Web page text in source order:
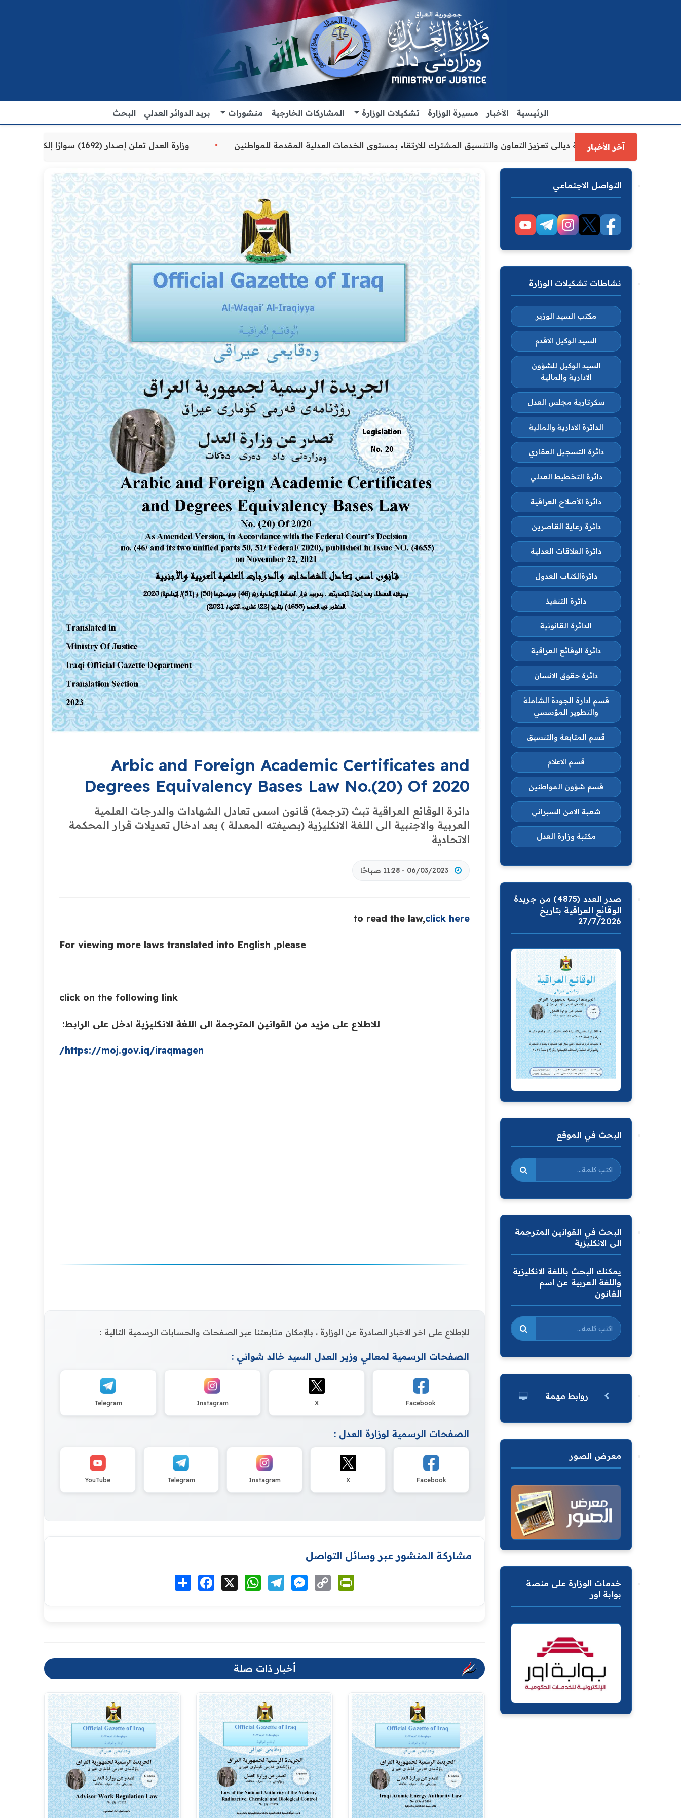
الرئيسية الأخبار مسيرة الوزارة تشكيلات الوزارة المشاركات الخارجية منشورات بريد الدوائر العدلي البحث
آخر الأخبار
وزارة العدل الاقدم يبحث مع رئيس مجلس محافظة ديالى تعزيز التعاون والتنسيق المشترك للارتقاء بمستوى الخدمات العدلية المقدمة للمواطنين وزارة العدل تعلن إصدار (1692) سوارًا إلكترونيًا لنزلاء سجن الناصرية المركزي لتنظيم التعاملات المالية داخل المؤسسات الإصلاحية
Arbic and Foreign Academic Certificates and
Degrees Equivalency Bases Law No.(20) Of 2020
دائرة الوقائع العراقية تبث (ترجمة) قانون اسس تعادل الشهادات والدرجات العلمية
العربية والاجنبية الى اللغة الانكليزية (بصيغته المعدلة ) بعد ادخال تعديلات قرار المحكمة
الاتحادية
06/03/2023 - 11:28 صباحًا
to read the law,click here
For viewing more laws translated into English ,please
click on the following link
للاطلاع على مزيد من القوانين المترجمة الى اللغة الانكليزية ادخل على الرابط:
https://moj.gov.iq/iraqmagen/
للإطلاع على اخر الاخبار الصادرة عن الوزارة ، بالإمكان متابعتنا عبر الصفحات والحسابات الرسمية التالية :
الصفحات الرسمية لمعالي وزير العدل السيد خالد شواني :
Facebook
X
Instagram
Telegram
الصفحات الرسمية لوزارة العدل :
Facebook
X
Instagram
Telegram
YouTube
مشاركة المنشور عبر وسائل التواصل
انشر Facebook WhatsAppTelegramMessenger
Copy
Link
أخبار ذات صلة
التواصل الاجتماعي
نشاطات تشكيلات الوزارة
مكتب السيد الوزير
السيد الوكيل الاقدم
السيد الوكيل للشؤون
الادارية والمالية
سكرتارية مجلس العدل
الدائرة الادارية والمالية
دائرة التسجيل العقاري
دائرة التخطيط العدلي
دائرة الأصلاح العراقية
دائرة رعاية القاصرين
دائرة العلاقات العدلية
دائرةالكتاب العدول
دائرة التنفيذ
الدائرة القانونية
دائرة الوقائع العراقية
دائرة حقوق الانسان
قسم ادارة الجودة الشاملة
والتطوير المؤسسي
قسم المتابعة والتنسيق
قسم الاعلام
قسم شؤون المواطنين
شعبة الامن السبراني
مكتبة وزارة العدل
صدر العدد (4875) من جريدة
الوقائع العراقية بتاريخ
27/7/2026
البحث في الموقع
البحث في القوانين المترجمة
الى الانكليزية
يمكنك البحث باللغة الانكليزية
واللغة العربية عن اسم
القانون
روابط مهمة
معرض الصور
خدمات الوزارة على منصة
بوابة اور